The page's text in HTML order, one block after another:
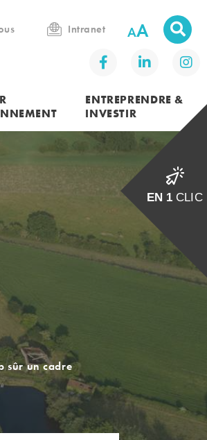
Intranet A
ENTREPRENDRE &
INVESTIR
sûr un cadre